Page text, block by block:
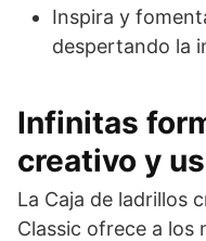
Inspira y
despertando la
Infinitas
creativo y
La Caja de ladrillos
Classic ofrece a los